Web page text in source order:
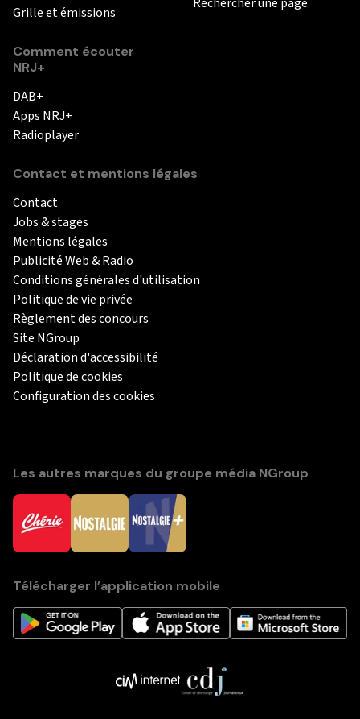
Grille et émissions
Comment écouter
NRJ+
DAB+
Apps NRJ+
Radioplayer
Rechercher une page
Contact et mentions légales
Contact
Jobs & stages
Mentions légales
Publicité Web & Radio
Conditions générales d'utilisation
Politique de vie privée
Règlement des concours
Site NGroup
Déclaration d'accessibilité
Politique de cookies
Configuration des cookies
Les autres marques du groupe média NGroup
Télécharger l’application mobile